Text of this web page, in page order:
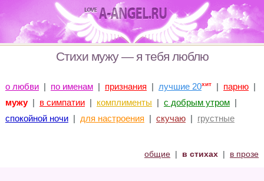
Стихи мужу — я тебя люблю
о любви| по именам| признания | лучшие 20хит| парню|
мужу| в симпатии| комплименты | с добрым утром|
спокойной ночи| для настроения | скучаю| грустные
общие | в стихах | в прозе